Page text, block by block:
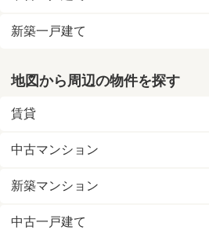
新築一戸建て
地図から周辺の物件を探す
賃貸
中古マンション
新築マンション
中古一戸建て